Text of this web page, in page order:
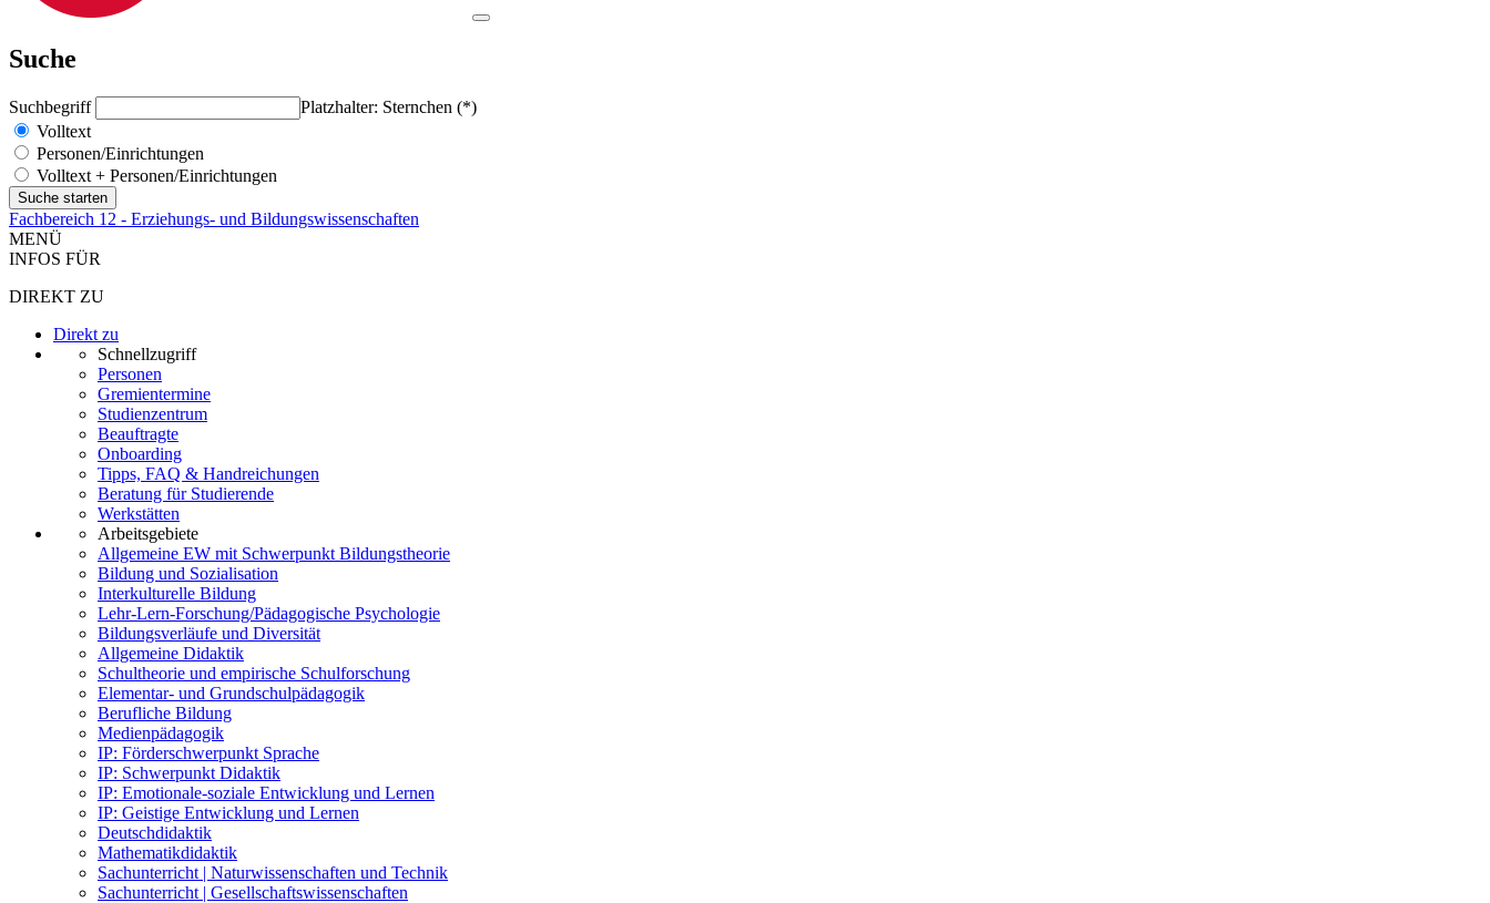
Suche
Suchbegriff
Platzhalter: Sternchen (*)
Volltext
Personen/Einrichtungen
Volltext + Personen/Einrichtungen
Fachbereich 12 - Erziehungs- und Bildungswissenschaften
MENÜ
INFOS FÜR
DIREKT ZU
Direkt zu
Schnellzugriff
Personen
Gremientermine
Studienzentrum
Beauftragte
Onboarding
Tipps, FAQ & Handreichungen
Beratung für Studierende
Werkstätten
Arbeitsgebiete
Allgemeine EW mit Schwerpunkt Bildungstheorie
Bildung und Sozialisation
Interkulturelle Bildung
Lehr-Lern-Forschung/Pädagogische Psychologie
Bildungsverläufe und Diversität
Allgemeine Didaktik
Schultheorie und empirische Schulforschung
Elementar- und Grundschulpädagogik
Berufliche Bildung
Medienpädagogik
IP: Förderschwerpunkt Sprache
IP: Schwerpunkt Didaktik
IP: Emotionale-soziale Entwicklung und Lernen
IP: Geistige Entwicklung und Lernen
Deutschdidaktik
Mathematikdidaktik
Sachunterricht | Naturwissenschaften und Technik
Sachunterricht | Gesellschaftswissenschaften